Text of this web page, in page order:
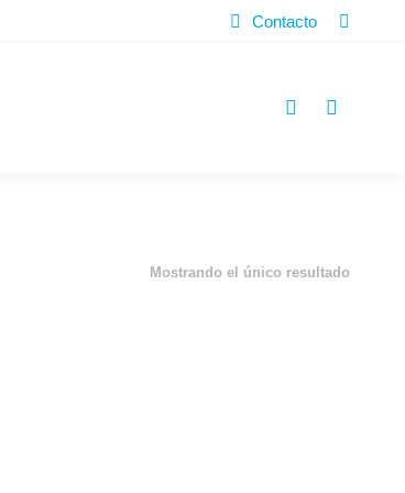
Contacto Buscar:
Mostrando el único resultado